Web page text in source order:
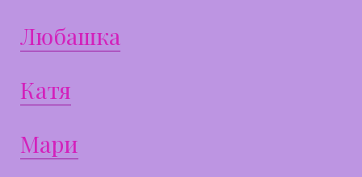
Любашка
Катя
Мари